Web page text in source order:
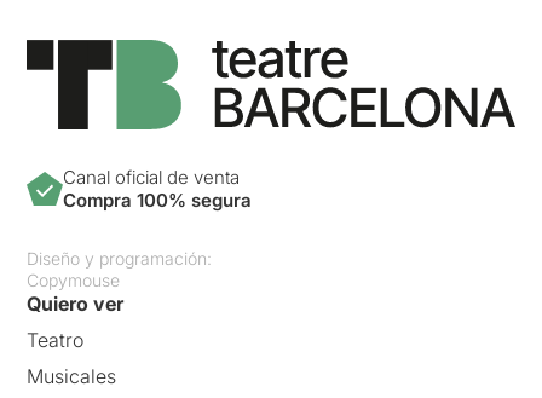
Canal oficial de venta
Compra 100% segura
Diseño y programación:
Copymouse
Quiero ver
Teatro
Musicales